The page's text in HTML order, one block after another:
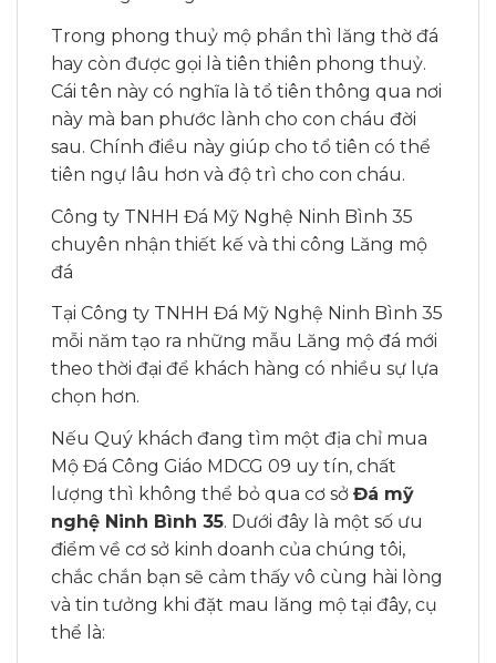
Trong phong thuỷ mộ phần thì lăng thờ đá
hay còn được gọi là tiên thiên phong thuỷ.
Cái tên này có nghĩa là tổ tiên thông qua nơi
này mà ban phước lành cho con cháu đời
sau. Chính điều này giúp cho tổ tiên có thể
tiên ngự lâu hơn và độ trì cho con cháu.
Công ty TNHH Đá Mỹ Nghệ Ninh Bình 35
chuyên nhận thiết kế và thi công Lăng mộ
đá
Tại Công ty TNHH Đá Mỹ Nghệ Ninh Bình 35
mỗi năm tạo ra những mẫu Lăng mộ đá mới
theo thời đại để khách hàng có nhiều sự lựa
chọn hơn.
Nếu Quý khách đang tìm một địa chỉ mua
Mộ Đá Công Giáo MDCG 09 uy tín, chất
lượng thì không thể bỏ qua cơ sở Đá mỹ
nghệ Ninh Bình 35. Dưới đây là một số ưu
điểm về cơ sở kinh doanh của chúng tôi,
chắc chắn bạn sẽ cảm thấy vô cùng hài lòng
và tin tưởng khi đặt mau lăng mộ tại đây, cụ
thể là: